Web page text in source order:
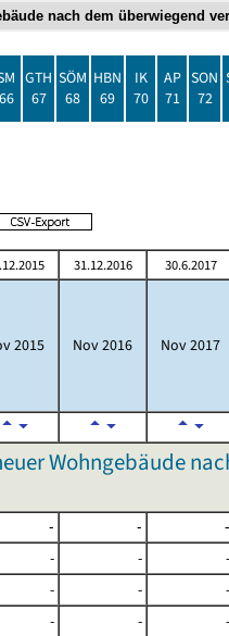
66
GTH
67
SÖM
68
HBN
69
IK
70
AP
71
SON
72
31.12.2016 30.6.2017
2015 Nov 2016 Nov 2017
Wohngebäude
- - -
- - -
- - -
- - -